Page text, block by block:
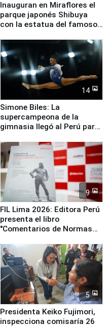
Inauguran en Miraflores el
parque japonés Shibuya
con la estatua del famoso
14
Simone Biles: La
supercampeona de la
gimnasia llegó al Perú para
Panamericanos Lima 2027
9
FIL Lima 2026: Editora Perú
presenta el libro
"Comentarios de Normas
Derecho Colectivo"
5
Presidenta Keiko Fujimori,
inspecciona comisaría 26